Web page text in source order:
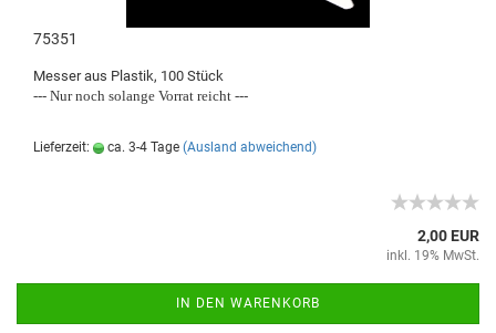
75351
Messer aus Plastik, 100 Stück
--- Nur noch solange Vorrat reicht ---
Lieferzeit: ca. 3-4 Tage (Ausland abweichend)
2,00 EUR
inkl. 19% MwSt.
IN DEN WARENKORB